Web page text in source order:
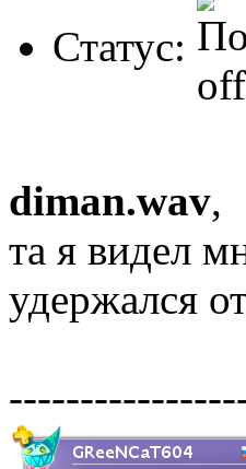
Статус:
diman.wav,
та я видел
удержался